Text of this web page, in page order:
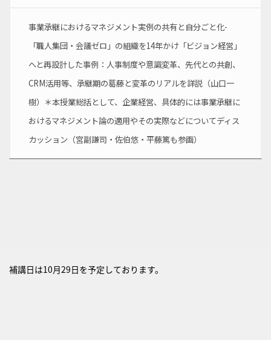
事業承継におけるマネジメント実例の共有と自分ごと化-
「職人集団・会議ゼロ」の組織を14年かけ「ビジョン経営」
へと再設計した事例：人事制度や意識変革、先代との共創、
CRM活用等、承継期の葛藤と変革のリアルを詳説（山口一
樹）＊本授業総括として、企業経営、具体的には事業承継に
おけるマネジメント論の適用やその実際などについてディス
カッション（宮副謙司・佐伯悠・平藤篤も参画）
補講日は10月29日を予定しております。